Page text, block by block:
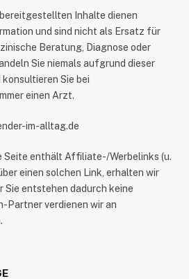
Inhalte dienen
und sind nicht als Ersatz für
Beratung, Diagnose oder
Sie niemals aufgrund dieser
Sie bei
einen Arzt.
im-alltag.de
Seite enthält Affiliate-/Werbelinks (u.
einen solchen Link, erhalten wir
Sie entstehen dadurch keine
Partner verdienen wir an